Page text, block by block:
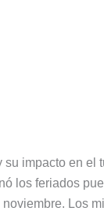
su impacto en el
los feriados
Los